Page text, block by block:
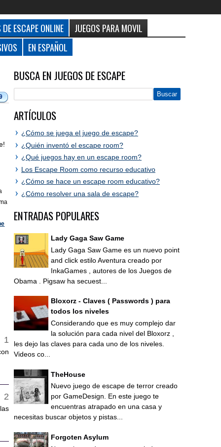
DE ESCAPE ONLINE
JUEGOS PARA MOVIL
EN ESPAÑOL
BUSCA EN JUEGOS DE ESCAPE
ARTÍCULOS
¿Cómo se juega el juego de escape?
¿Quién inventó el escape room?
¿Qué juegos hay en un escape room?
Los Escape Room como recurso educativo
¿Cómo se hace un escape room educativo?
¿Cómo resolver una sala de escape?
ENTRADAS POPULARES
Lady Gaga Saw Game
Lady Gaga Saw Game es un nuevo point
and click estilo Aventura creado por
InkaGames , autores de los Juegos de
Obama . Pigsaw ha secuest...
Bloxorz - Claves ( Passwords ) para
todos los niveles
Considerando que es muy complejo dar
la solución para cada nivel del Bloxorz ,
les dejo las claves para cada uno de los niveles.
Videos co...
TheHouse
Nuevo juego de escape de terror creado
por GameDesign. En este juego te
encuentras atrapado en una casa y
necesitas buscar objetos y pistas...
Forgoten Asylum